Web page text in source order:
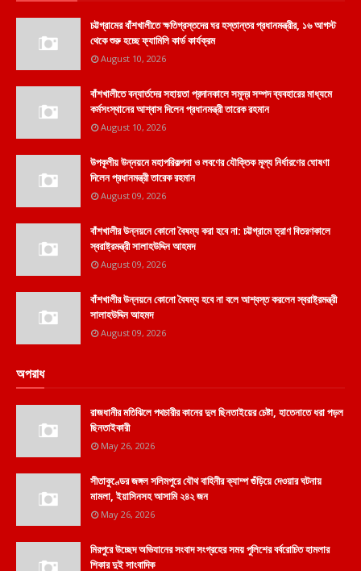
চট্টগ্রামের বাঁশখালীতে ক্ষতিগ্রস্তদের ঘর হস্তান্তর প্রধানমন্ত্রীর, ১৬ আগস্ট
থেকে শুরু হচ্ছে ফ্যামিলি কার্ড কার্যক্রম
August 10, 2026
বাঁশখালীতে বন্যার্তদের সহায়তা প্রদানকালে সমুদ্র সম্পদ ব্যবহারের মাধ্যমে
কর্মসংস্থানের আশ্বাস দিলেন প্রধানমন্ত্রী তারেক রহমান
August 10, 2026
উপকূলীয় উন্নয়নে মহাপরিকল্পনা ও লবণের যৌক্তিক মূল্য নির্ধারণের ঘোষণা
দিলেন প্রধানমন্ত্রী তারেক রহমান
August 09, 2026
বাঁশখালীর উন্নয়নে কোনো বৈষম্য করা হবে না: চট্টগ্রামে ত্রাণ বিতরণকালে
স্বরাষ্ট্রমন্ত্রী সালাহউদ্দিন আহমদ
August 09, 2026
বাঁশখালীর উন্নয়নে কোনো বৈষম্য হবে না বলে আশ্বস্ত করলেন স্বরাষ্ট্রমন্ত্রী
সালাহউদ্দিন আহমদ
August 09, 2026
অপরাধ
রাজধানীর মতিঝিলে পথচারীর কানের দুল ছিনতাইয়ের চেষ্টা, হাতেনাতে ধরা পড়ল
ছিনতাইকারী
May 26, 2026
সীতাকুণ্ডের জঙ্গল সলিমপুরে যৌথ বাহিনীর ক্যাম্প গুঁড়িয়ে দেওয়ার ঘটনায়
মামলা, ইয়াসিনসহ আসামি ২৪২ জন
May 26, 2026
মিরপুরে উচ্ছেদ অভিযানের সংবাদ সংগ্রহের সময় পুলিশের বর্বরোচিত হামলার
শিকার দুই সাংবাদিক